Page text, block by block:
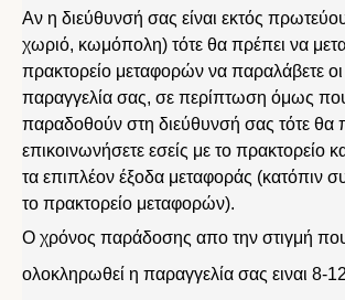
Αν η διεύθυνσή σας είναι εκτός
χωριό, κωμόπολη) τότε θα πρέπει να
πρακτορείο μεταφορών να παραλάβετε οι
παραγγελία σας, σε περίπτωση όμως
παραδοθούν στη διεύθυνσή σας τότε θα
επικοινωνήσετε εσείς με το πρακτορείο
τα επιπλέον έξοδα μεταφοράς (κατόπιν
το πρακτορείο μεταφορών).
Ο χρόνος παράδοσης απο την στιγμή
ολοκληρωθεί η παραγγελία σας ειναι 8-